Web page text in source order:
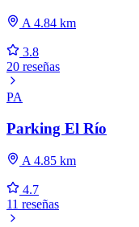
A 4.84 km
3.8
20 reseñas
PA
Parking El Río
A 4.85 km
4.7
11 reseñas